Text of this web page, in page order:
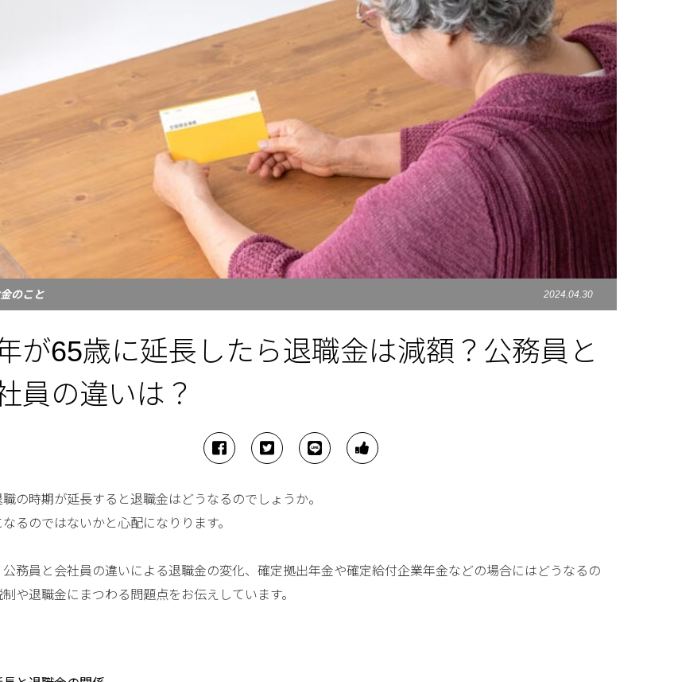
のこと 2024.04.30
が65歳に延長したら退職金は減額？公務員と
員の違いは？
職の時期が延長すると退職金はどうなるのでしょうか。
るのではないかと心配になりります。
公務員と会社員の違いによる退職金の変化、確定拠出年金や確定給付企業年金などの場合にはどうなるの
制や退職金にまつわる問題点をお伝えしています。